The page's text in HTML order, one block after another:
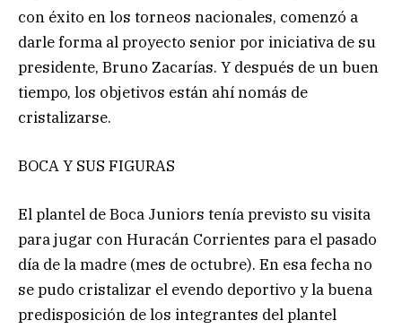
con éxito en los torneos nacionales, comenzó a
darle forma al proyecto senior por iniciativa de su
presidente, Bruno Zacarías. Y después de un buen
tiempo, los objetivos están ahí nomás de
cristalizarse.
BOCA Y SUS FIGURAS
El plantel de Boca Juniors tenía previsto su visita
para jugar con Huracán Corrientes para el pasado
día de la madre (mes de octubre). En esa fecha no
se pudo cristalizar el evendo deportivo y la buena
predisposición de los integrantes del plantel